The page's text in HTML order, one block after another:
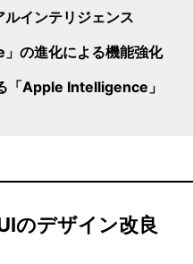
ルインテリジェンス
の進化による機能強化
「Apple Intelligence」
のデザイン改良